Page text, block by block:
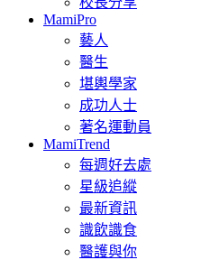
MamiPro
藝人
醫生
堪輿學家
成功人士
著名運動員
MamiTrend
每週好去處
星級追縱
最新資訊
識飲識食
醫護與你